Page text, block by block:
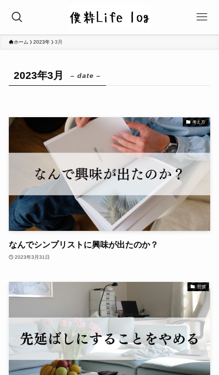
ホーム 2023年 3月
2023年3月 – date –
考え方
なんでシンプリストに興味が出たのか？
2023年3月31日
習慣